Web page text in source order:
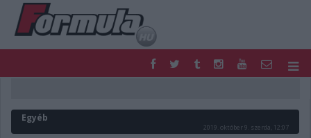
FORMULA
MOTOR
Egyéb
2019. október 9. szerda, 12:07